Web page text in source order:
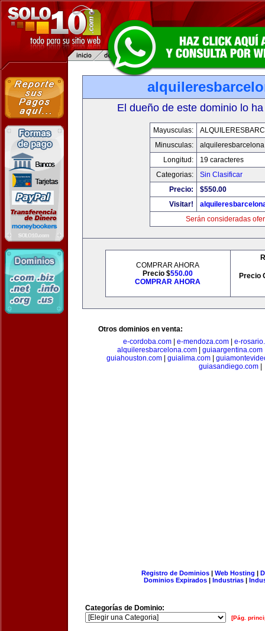
El dueño de este dominio lo
Mayusculas:
Minusculas:
Longitud:
19 caracteres
Categorias:
Sin Clasificar
Precio:
$550.00
Visitar!
Serán consideradas
COMPRAR AHORA
Precio $550.00
COMPRAR AHORA
Precio
Otros dominios en venta:
e-cordoba.com
e-mendoza.com
e-
alquileresbarcelona.com| guiaargentina.com
guiahouston.com| guialima.com|
guiasandiego.com|
Registro de Dominios| Web Hosting |
Dominios Expirados | Industrias |
Categorías de Dominio:
[Pág.